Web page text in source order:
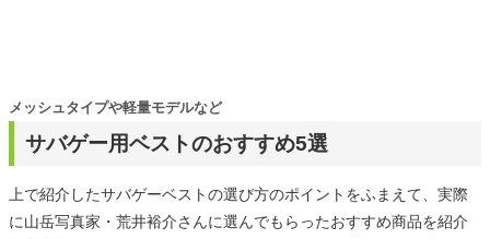
サバゲー用ベストのおすすめ5選
メッシュタイプや軽量モデルなど
上で紹介したサバゲーベストの選び方のポイントをふまえて、実際
に山岳写真家・荒井裕介さんに選んでもらったおすすめ商品を紹介